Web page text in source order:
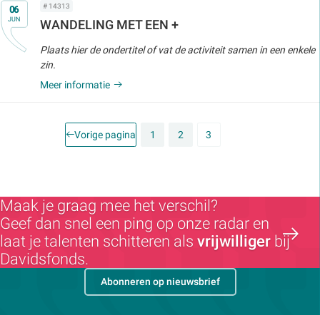
Op06
JUN
# 14313
WANDELING MET EEN +
Plaats hier de ondertitel of vat de activiteit samen in een enkele
zin.
Meer informatie
Vorige pagina 1 2 3
Maak je graag mee het verschil?
Geef dan snel een ping op onze radar en
laat je talenten schitteren als vrijwilliger bij
Davidsfonds.
Abonneren op nieuwsbrief